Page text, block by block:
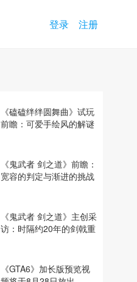
登录 注册
《磕磕绊绊圆舞曲》试玩
前瞻：可爱手绘风的解谜
《鬼武者 剑之道》前瞻：
宽容的判定与渐进的挑战
《鬼武者 剑之道》主创采
访：时隔约20年的剑戟重
《GTA6》加长版预览视